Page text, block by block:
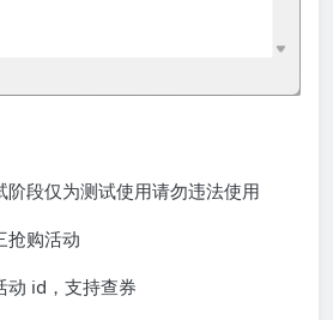
段仅为测试使用请勿违法使用
抢购活动
动 id，支持查券